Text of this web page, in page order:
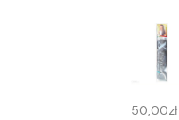
50,00zł